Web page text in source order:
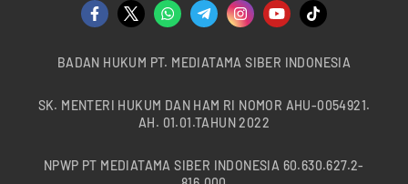
BADAN HUKUM PT. MEDIATAMA SIBER INDONESIA
SK. MENTERI HUKUM DAN HAM RI NOMOR AHU-0054921.
AH. 01.01.TAHUN 2022
NPWP PT MEDIATAMA SIBER INDONESIA 60.630.627.2-